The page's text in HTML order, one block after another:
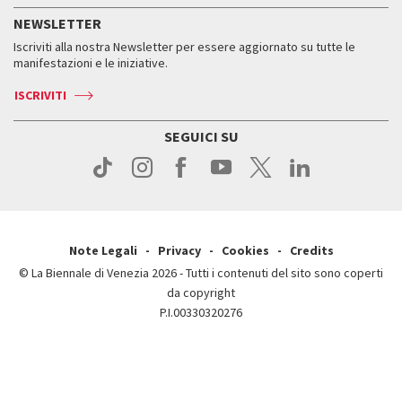
Come raggiungerci
Come raggiungerci
Contatti
Press
Orari e sedi
Biglietti
Servizi al pubblico
Come raggiungerci
Contatti
Storia
Orari e sedi
NEWSLETTER
Iscriviti alla nostra Newsletter per essere aggiornato su tutte le
manifestazioni e le iniziative.
ISCRIVITI
SEGUICI SU
Note Legali Privacy Cookies
Credits
© La Biennale di Venezia 2026 - Tutti i contenuti del sito sono coperti
da copyright
P.I.00330320276